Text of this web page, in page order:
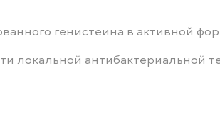
генистеина в активной
локальной антибактериальной